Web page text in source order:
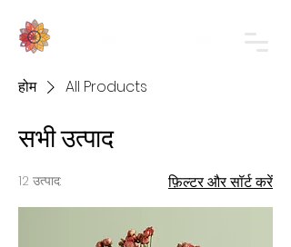
होम All Products
सभी उत्पाद
12 उत्पाद: फ़िल्टर और सॉर्ट करें